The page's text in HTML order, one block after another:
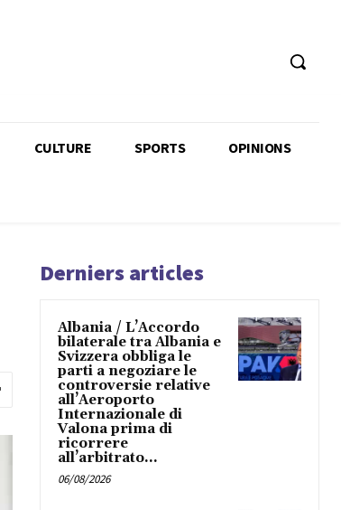
CULTURE SPORTS OPINIONS
Derniers articles
Albania / L’Accordo
bilaterale tra Albania e
Svizzera obbliga le
parti a negoziare le
controversie relative
all’Aeroporto
Internazionale di
Valona prima di
ricorrere
all’arbitrato...
06/08/2026